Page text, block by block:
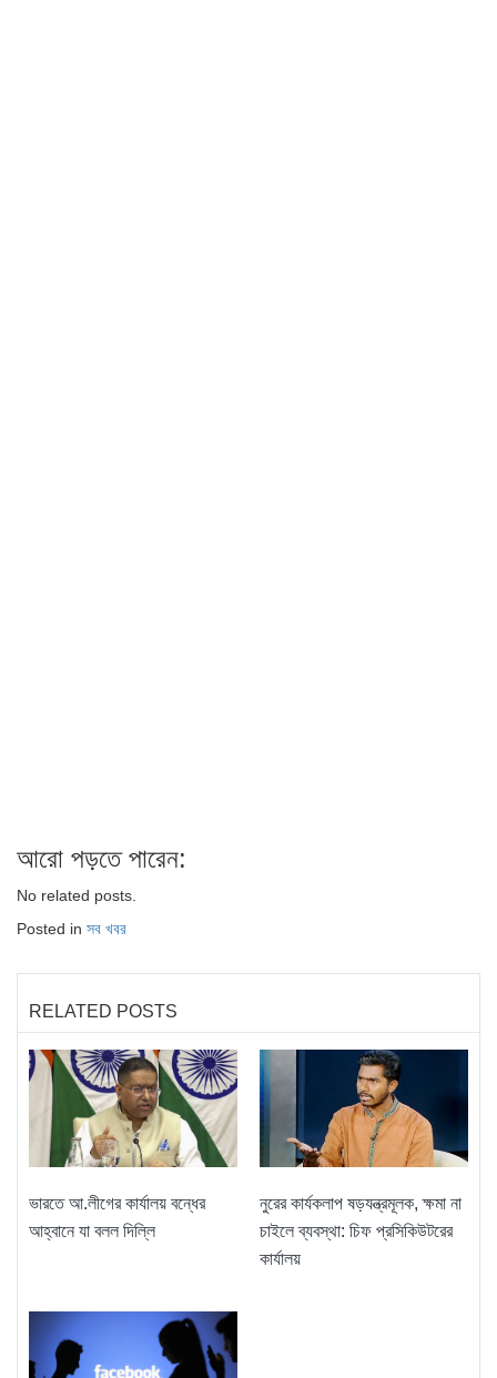
আরো পড়তে পারেন:
No related posts.
Posted in সব খবর
RELATED POSTS
ভারতে আ.লীগের কার্যালয় বন্ধের
আহ্বানে যা বলল দিল্লি
নুরের কার্যকলাপ ষড়যন্ত্রমূলক, ক্ষমা না
চাইলে ব্যবস্থা: চিফ প্রসিকিউটরের
কার্যালয়